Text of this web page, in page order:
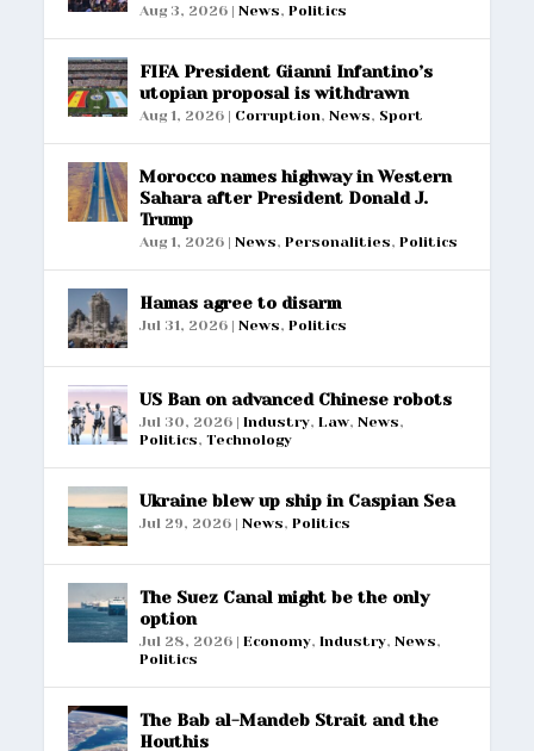
Aug 3, 2026 |News,Politics
FIFA President Gianni Infantino’s
utopian proposal is withdrawn
Aug 1, 2026 | Corruption,News, Sport
Morocco names highway in Western
Sahara after President Donald J.
Trump
Aug 1, 2026 |News,Personalities,Politics
Hamas agree to disarm
Jul 31, 2026 |News,Politics
US Ban on advanced Chinese robots
Jul 30, 2026 |Industry,Law,News,
Politics,Technology
Ukraine blew up ship in Caspian Sea
Jul 29, 2026 |News,Politics
The Suez Canal might be the only
option
Jul 28, 2026 |Economy,Industry,News,
Politics
The Bab al-Mandeb Strait and the
Houthis